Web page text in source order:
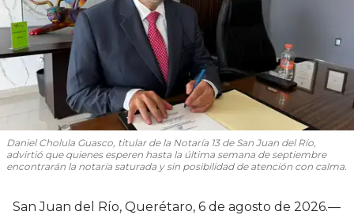
Daniel Cholula Guasco, titular de la Notaría 13 de San Juan del Río,
advirtió que quienes esperen hasta la última semana de septiembre
encontrarán la notaría saturada y sin posibilidad de atención con calma.
San Juan del Río, Querétaro, 6 de agosto de 2026.—